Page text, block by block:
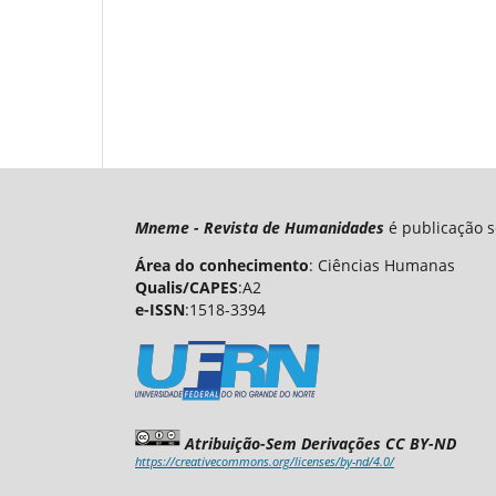
Mneme - Revista de Humanidades é publicação
Área do conhecimento: Ciências Humanas
Qualis/CAPES:A2
e-ISSN:1518-3394
Atribuição-Sem Derivações CC BY-ND
https://creativecommons.org/licenses/by-nd/4.0/